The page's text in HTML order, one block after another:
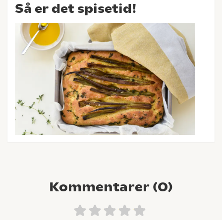
Så er det spisetid!
Kommentarer (0)